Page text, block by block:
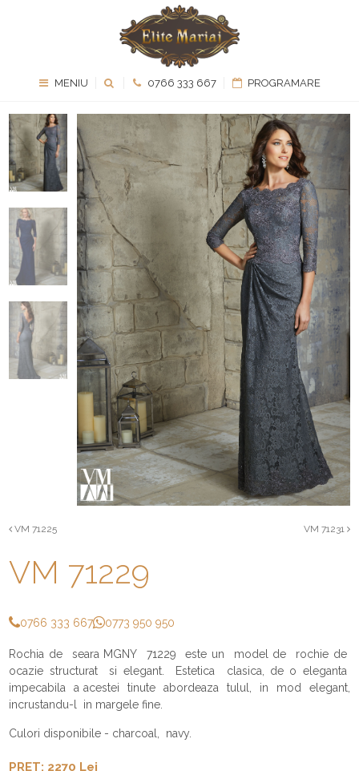
MENIU 0766 333 667 PROGRAMARE
VM 71225 VM 71231
VM 71229
0766 333 667 0773 950 950
Rochia de seara MGNY 71229este un model de rochie de
ocazie structurat si elegant. Estetica clasica, de o eleganta
impecabila a acestei tinute abordeaza tulul, in mod elegant,
incrustandu-l in margele fine.
Culori disponibile - charcoal, navy.
PRET: 2270 Lei